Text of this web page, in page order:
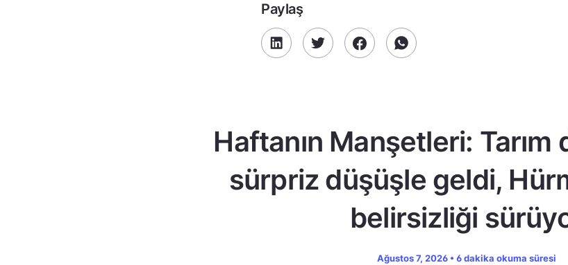
Paylaş
Haftanın Manşetleri: Tarım
sürpriz düşüşle geldi,
belirsizliği
Ağustos 7, 2026 • 6 dakika okuma süresi